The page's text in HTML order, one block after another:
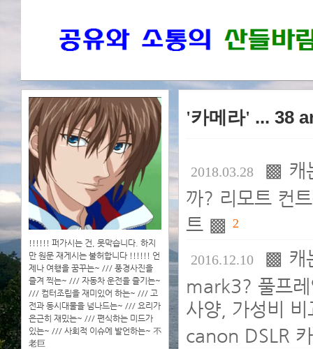
!!!!!! 퍼가시는 건, 못막습니다. 하지
만 원문 재게시는 불허합니다 !!!!!! 언
제나 여행을 꿈꾸는~ /// 풍경사진을
즐겨 찍는~ /// 자동차 운전을 즐기는~
/// 컴터조립을 재미있어 하는~ /// 고
전과 동시대물을 넘나드는~ /// 요리가
은근히 재밌는~ /// 편식하는 미드가
있는~ /// 사회적 이슈에 발언하는~ 不
老巨
'카메라' ... 38
2018.03.28 ▩ 캐
까? 리모트 컨
트 ▩ 2
2016.12.10 ▩ 캐
mark3? 풀프
사양, 가성비
canon DSLR